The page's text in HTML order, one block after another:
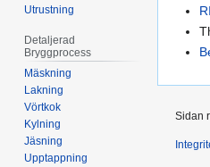
Utrustning
Detaljerad
Bryggprocess
Mäskning
Lakning
Vörtkok
Kylning
Jäsning
Upptappning
Sidan